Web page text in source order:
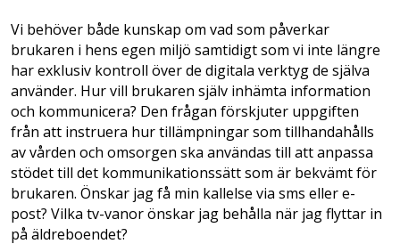
Vi behöver både kunskap om vad som påverkar
brukaren i hens egen miljö samtidigt som vi inte längre
har exklusiv kontroll över de digitala verktyg de själva
använder. Hur vill brukaren själv inhämta information
och kommunicera? Den frågan förskjuter uppgiften
från att instruera hur tillämpningar som tillhandahålls
av vården och omsorgen ska användas till att anpassa
stödet till det kommunikationssätt som är bekvämt för
brukaren. Önskar jag få min kallelse via sms eller e-
post? Vilka tv-vanor önskar jag behålla när jag flyttar in
på äldreboendet?